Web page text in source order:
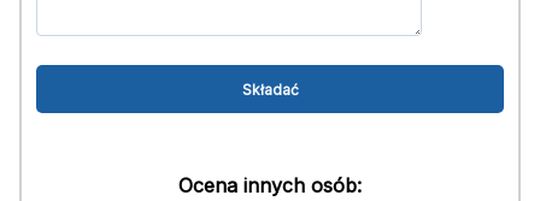
Ocena innych osób: